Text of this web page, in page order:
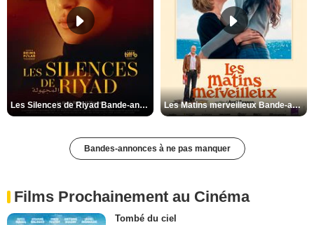
Les Silences de Riyad Bande-annonce VO STFR Les Matins merveilleux Bande-annonce VF
Bandes-annonces à ne pas manquer
Films Prochainement au Cinéma
Tombé du ciel